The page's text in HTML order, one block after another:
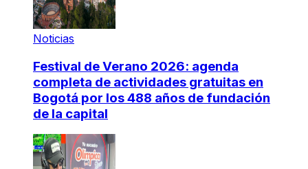
Noticias
Festival de Verano 2026: agenda
completa de actividades gratuitas en
Bogotá por los 488 años de fundación
de la capital